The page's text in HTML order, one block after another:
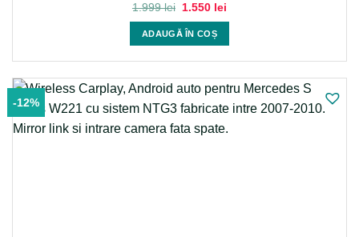
1.999lei
Prețul
a
fost:
1.999 lei.
1.550 lei
ADAUGĂ ÎN COȘ
-12%